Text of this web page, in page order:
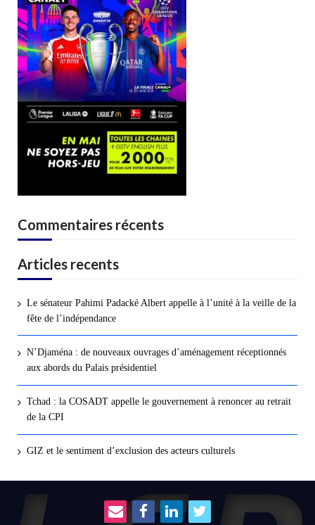
Commentaires récents
Articles recents
Le sénateur Pahimi Padacké Albert appelle à l’unité à la veille de la
fête de l’indépendance
N’Djaména : de nouveaux ouvrages d’aménagement réceptionnés
aux abords du Palais présidentiel
Tchad : la COSADT appelle le gouvernement à renoncer au retrait
de la CPI
GIZ et le sentiment d’exclusion des acteurs culturels